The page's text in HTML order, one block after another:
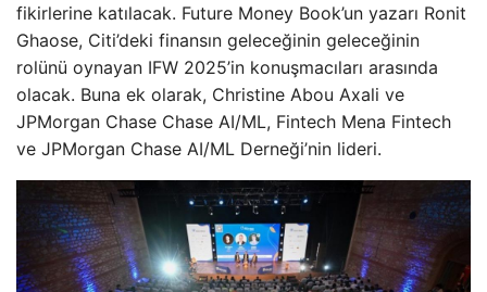
fikirlerine katılacak. Future Money Book’un yazarı Ronit
Ghaose, Citi’deki finansın geleceğinin geleceğinin
rolünü oynayan IFW 2025’in konuşmacıları arasında
olacak. Buna ek olarak, Christine Abou Axali ve
JPMorgan Chase Chase AI/ML, Fintech Mena Fintech
ve JPMorgan Chase AI/ML Derneği’nin lideri.